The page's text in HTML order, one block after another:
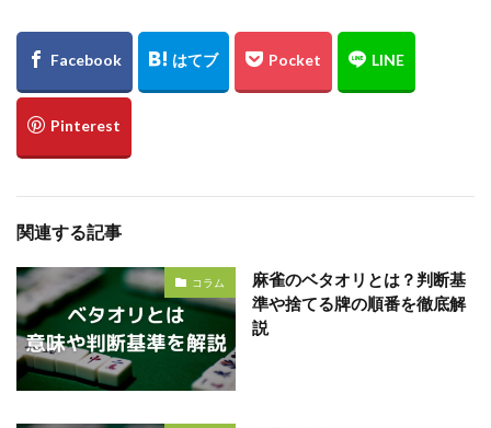
関連する記事
コラム
麻雀のベタオリとは？判断基
準や捨てる牌の順番を徹底解
説